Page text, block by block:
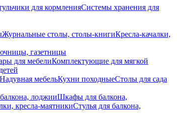
для кормленияСистемы хранения для
Журнальные столы, столы-книгиКресла-качалки,
газетницы
для мебелиКомплектующие для мягкой
Надувная мебельКухни походныеСтолы для сада
лоджииШкафы для балкона,
кресла-маятникиСтулья для балкона,